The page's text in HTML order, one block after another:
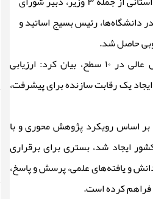
دانشگاه‌ها، رئیس بسیج اساتید و
حاصل شد.
او در ادامه با اشاره به ارزیابی دانشگاه‌ها و موسسات آموزش عالی در ۱۰ سطح، بیان کرد: ارزیابی
یک رقابت سازنده برای پیشرفت،
بر اساس رویکرد پژوهش محوری و با
ایجاد شد، بستری برای برقراری
و یافته‌های علمی، پرسش و پاسخ،
فراهم کرده است.